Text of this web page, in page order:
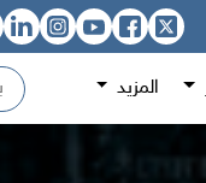
المزيد